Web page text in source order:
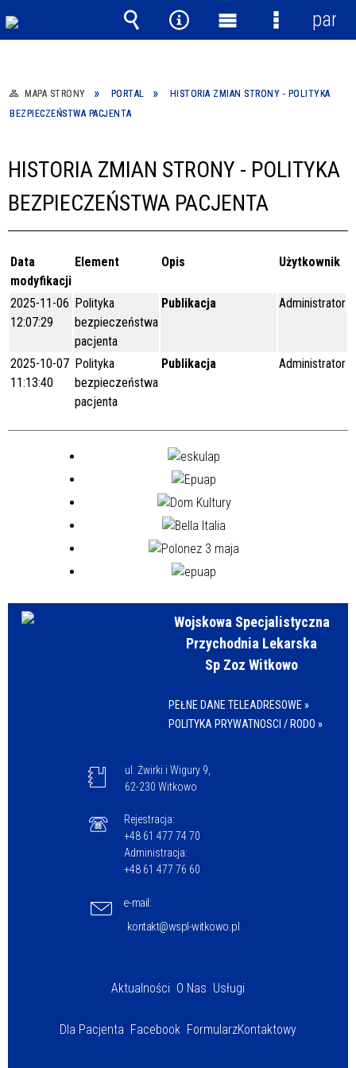
MAPA STRONY PORTAL
HISTORIA ZMIAN STRONY - POLITYKA
BEZPIECZEŃSTWA PACJENTA
HISTORIA ZMIAN STRONY - POLITYKA
BEZPIECZEŃSTWA PACJENTA
Data
modyfikacji
Element Opis Użytkownik
2025-11-06
12:07:29
Polityka
bezpieczeństwa
pacjenta
Publikacja Administrator
2025-10-07
11:13:40
Polityka
bezpieczeństwa
pacjenta
Publikacja Administrator
Wojskowa Specjalistyczna
Przychodnia Lekarska
Sp Zoz Witkowo
PEŁNE DANE TELEADRESOWE »
POLITYKA PRYWATNOSCI / RODO »
ul. Żwirki i Wigury 9,
62-230 Witkowo
Rejestracja:
+48 61 477 74 70
Administracja:
+48 61 477 76 60
e-mail:
kontakt@wspl-witkowo.pl
Aktualności O Nas Usługi
Dla Pacjenta Facebook FormularzKontaktowy
Wyszukiwarka
Narzędzia
Menu Menu
panel